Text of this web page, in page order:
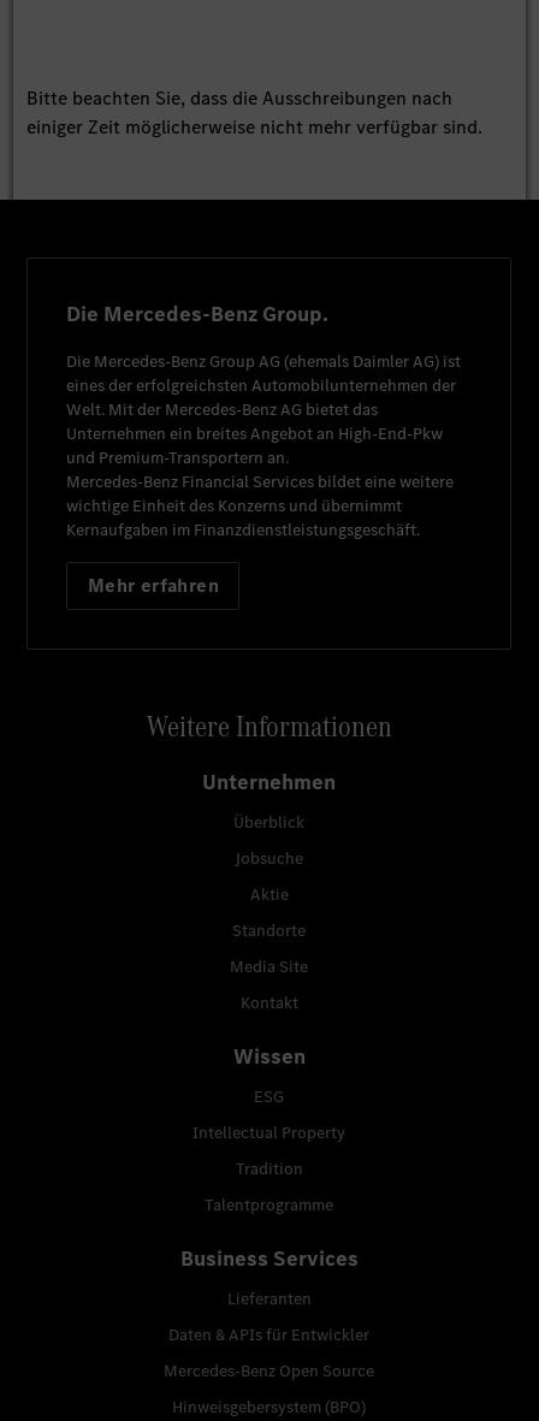
Bitte beachten Sie, dass die Ausschreibungen nach
einiger Zeit möglicherweise nicht mehr verfügbar sind.
Die Mercedes-Benz Group.
Die Mercedes-Benz Group AG (ehemals Daimler AG) ist
eines der erfolgreichsten Automobilunternehmen der
Welt. Mit der Mercedes-Benz AG bietet das
Unternehmen ein breites Angebot an High-End-Pkw
und Premium-Transportern an.
Mercedes-Benz Financial Services bildet eine weitere
wichtige Einheit des Konzerns und übernimmt
Kernaufgaben im Finanzdienstleistungsgeschäft.
Mehr erfahren
Weitere Informationen
Unternehmen
Überblick
Jobsuche
Aktie
Standorte
Media Site
Kontakt
Wissen
ESG
Intellectual Property
Tradition
Talentprogramme
Business Services
Lieferanten
Daten & APIs für Entwickler
Mercedes-Benz Open Source
Hinweisgebersystem (BPO)